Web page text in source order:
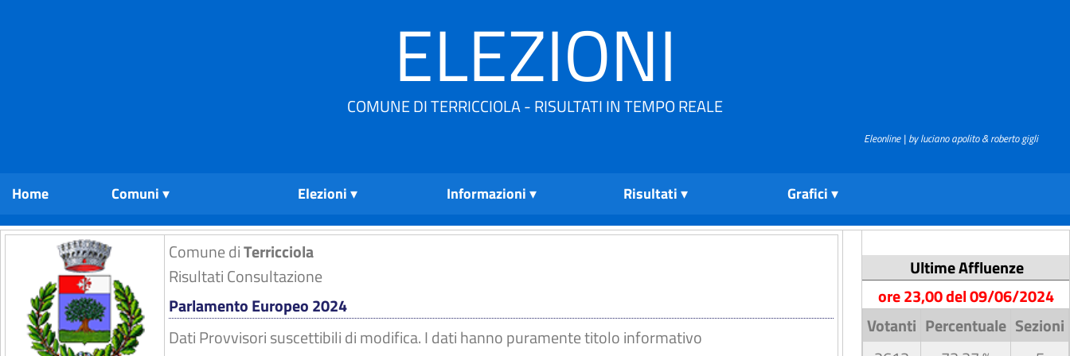
ELEZIONI
COMUNE DI TERRICCIOLA - RISULTATI IN TEMPO REALE
Eleonline | by luciano apolito & roberto gigli
Home Comuni Elezioni Informazioni Risultati Grafici
Comune diTerricciola
Risultati Consultazione
Parlamento Europeo 2024
Dati Provvisori suscettibili di modifica. I dati hanno puramente titolo informativo
Ultime Affluenze
ore 23,00 del 09/06/2024
Votanti Percentuale Sezioni